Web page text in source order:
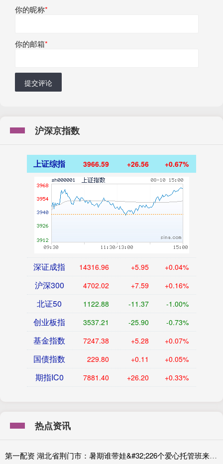
你的昵称*
你的邮箱*
提交评论
沪深京指数
上证综指 3966.59 +26.56 +0.67%
深证成指 14316.96 +5.95 +0.04%
沪深300 4702.02 +7.59 +0.16%
北证50 1122.88 -11.37 -1.00%
创业板指 3537.21 -25.90 -0.73%
基金指数 7247.38 +5.28 +0.07%
国债指数 229.80 +0.11 +0.05%
期指IC0 7881.40 +26.20 +0.33%
热点资讯
第一配资 湖北省荆门市：暑期谁带娃&#32;226个爱心托管班来照护